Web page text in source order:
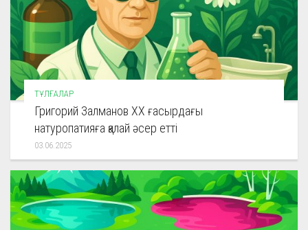
ТҰЛҒАЛАР
Григорий Залманов ХХ ғасырдағы
натуропатияға қалай әсер етті
03.06.2025